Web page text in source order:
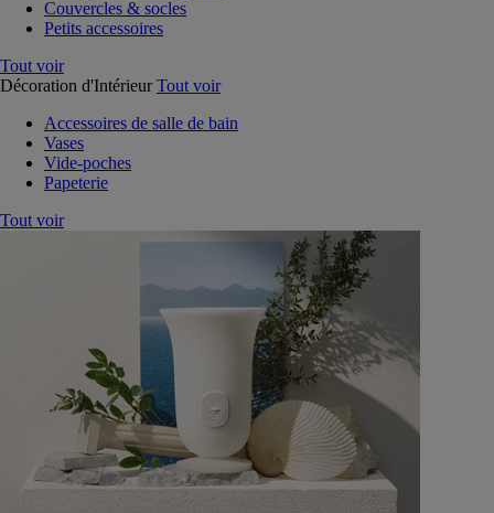
Couvercles & socles
Petits accessoires
Tout voir
Décoration d'Intérieur Tout voir
Accessoires de salle de bain
Vases
Vide-poches
Papeterie
Tout voir